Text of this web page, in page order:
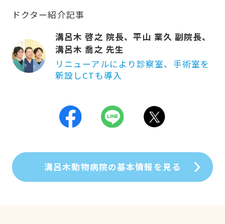
ドクター紹介記事
溝呂木 啓之 院長、平山 業久 副院長、
溝呂木 喬之 先生
リニューアルにより診察室、手術室を
新設しCTも導入
溝呂木動物病院の基本情報を見る